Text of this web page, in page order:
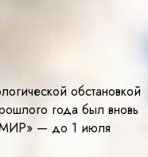
обстановкой
года был вновь
— до 1 июля